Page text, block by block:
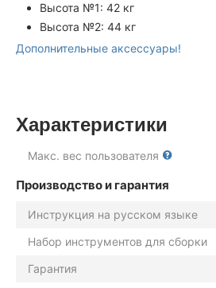
Высота №1: 42 кг
Высота №2: 44 кг
Дополнительные аксессуары!
Характеристики
Макс. вес пользователя
Производство и гарантия
Инструкция на русском языке
Набор инструментов для сборки
Гарантия